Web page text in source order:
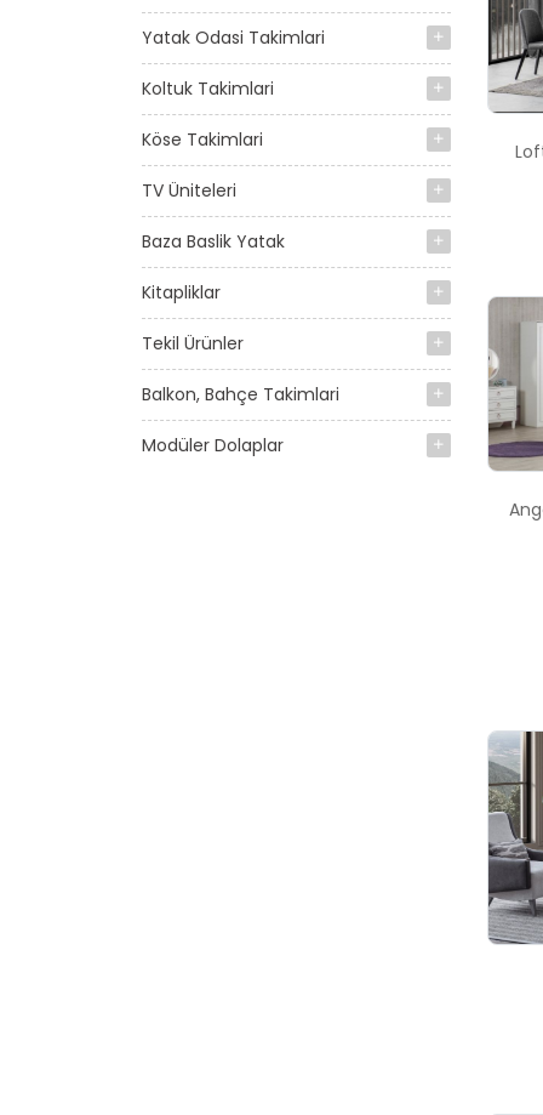
Yatak Odasi Takimlari
Koltuk Takimlari
Köse Takimlari
TV Üniteleri
Baza Baslik Yatak
Kitapliklar
Tekil Ürünler
Balkon, Bahçe Takimlari
Modüler Dolaplar